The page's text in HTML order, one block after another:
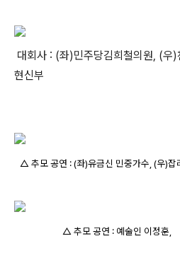
대회사 : (좌)민주당김희철의원, (우
현신부
△ 추모 공연 : (좌)유금신 민중가수, (우)잡
△ 추모 공연 : 예술인 이정훈